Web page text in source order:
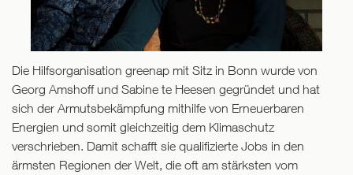
Die Hilfsorganisation greenap mit Sitz in Bonn wurde von
Georg Amshoff und Sabine te Heesen gegründet und hat
sich der Armutsbekämpfung mithilfe von Erneuerbaren
Energien und somit gleichzeitig dem Klimaschutz
verschrieben. Damit schafft sie qualifizierte Jobs in den
ärmsten Regionen der Welt, die oft am stärksten vom